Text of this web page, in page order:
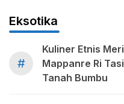
Eksotika
#
Kuliner Etnis
Mappanre Ri
Tanah Bumbu